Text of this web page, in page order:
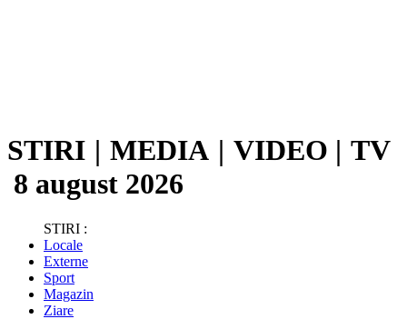
STIRI | MEDIA | VIDEO | TV
8 august 2026
STIRI :
Locale
Externe
Sport
Magazin
Ziare